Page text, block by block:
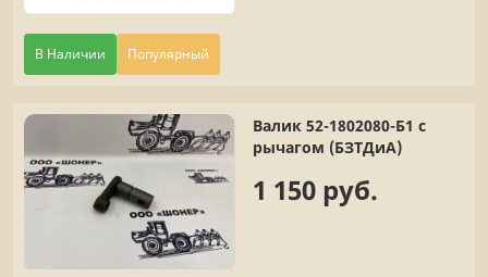
В Наличии Популярный
Валик 52-1802080-Б1 с
рычагом (БЗТДиА)
1 150 руб.